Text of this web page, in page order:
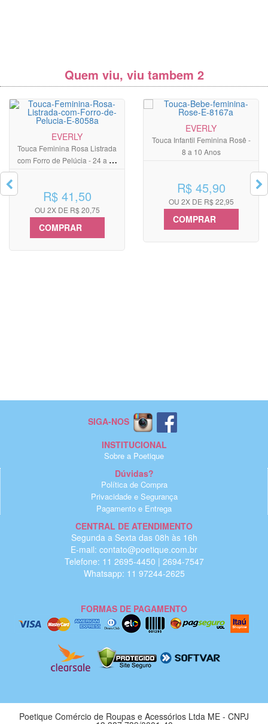
Quem viu, viu tambem 2
EVERLY
Touca Feminina Rosa Listrada
com Forro de Pelúcia - 24 a 36
R$ 41,50
OU 2X DE R$ 20,75
COMPRAR
EVERLY
Touca Infantil Feminina Rosê -
8 a 10 Anos
R$ 45,90
OU 2X DE R$ 22,95
COMPRAR
SIGA-NOS
INSTITUCIONAL
Sobre a Poetique
Dúvidas?
Política de Compra
Privacidade e Segurança
Pagamento e Entrega
CENTRAL DE ATENDIMENTO
Segunda a Sexta das 08h às 16h
E-mail: contato@poetique.com.br
Telefone: 11 2695-4450 | 2694-7547
Whatsapp: 11 97244-2625
FORMAS DE PAGAMENTO
Poetique Comércio de Roupas e Acessórios Ltda ME - CNPJ